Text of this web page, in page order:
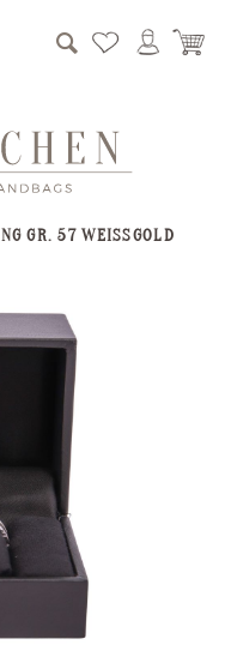
GR. 57 WEISSGOLD